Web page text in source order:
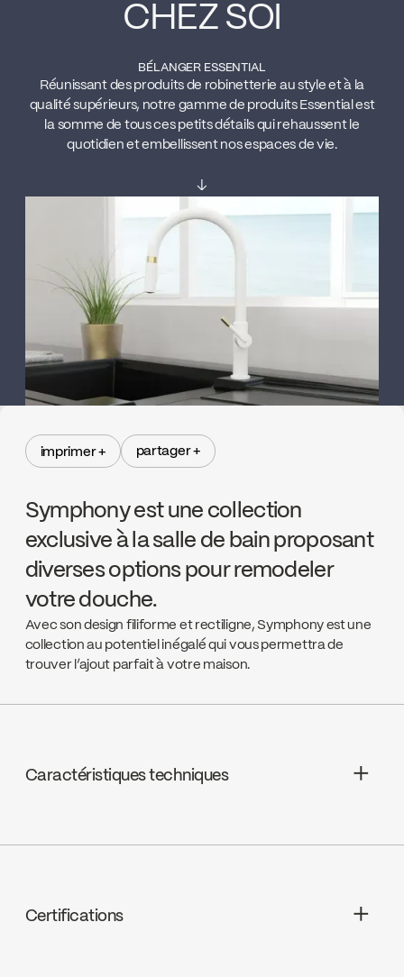
CHEZ SOI
BÉLANGER ESSENTIAL
Réunissant des produits de robinetterie au style et à la
qualité supérieurs, notre gamme de produits Essential est
la somme de tous ces petits détails qui rehaussent le
quotidien et embellissent nos espaces de vie.
↓
imprimer + partager +
Symphony est une collection
exclusive à la salle de bain proposant
diverses options pour remodeler
votre douche.
Avec son design filiforme et rectiligne, Symphony est une
collection au potentiel inégalé qui vous permettra de
trouver l’ajout parfait à votre maison.
Caractéristiques techniques
N/A
Certifications